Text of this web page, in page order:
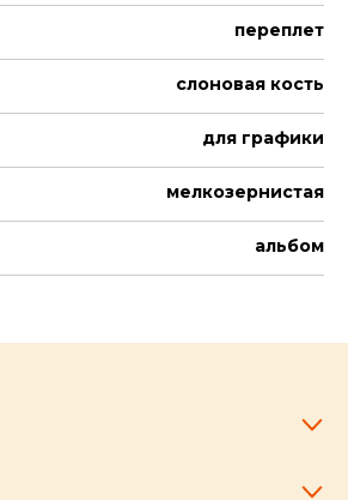
переплет
слоновая кость
для графики
мелкозернистая
альбом